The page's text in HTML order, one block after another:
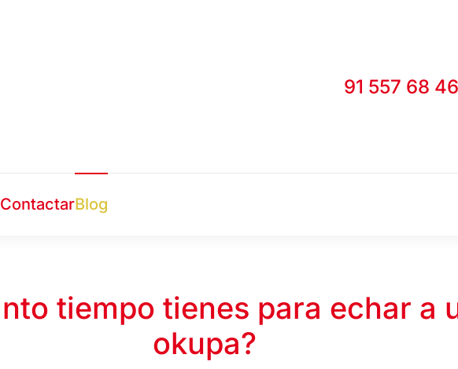
91 557 68 46
ContactarBlog
tiempo tienes para echar a
okupa?